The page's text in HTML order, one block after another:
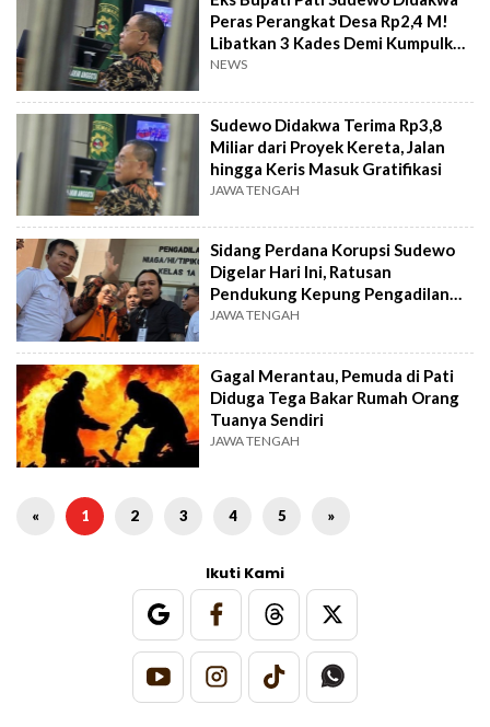
Peras Perangkat Desa Rp2,4 M!
Libatkan 3 Kades Demi Kumpulkan
Upeti
NEWS
Sudewo Didakwa Terima Rp3,8
Miliar dari Proyek Kereta, Jalan
hingga Keris Masuk Gratifikasi
JAWA TENGAH
Sidang Perdana Korupsi Sudewo
Digelar Hari Ini, Ratusan
Pendukung Kepung Pengadilan
Tipikor
JAWA TENGAH
Gagal Merantau, Pemuda di Pati
Diduga Tega Bakar Rumah Orang
Tuanya Sendiri
JAWA TENGAH
« 1 2 3 4 5 »
Ikuti Kami